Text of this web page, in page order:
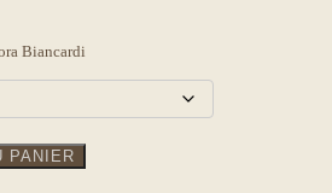
Biancardi
PANIER